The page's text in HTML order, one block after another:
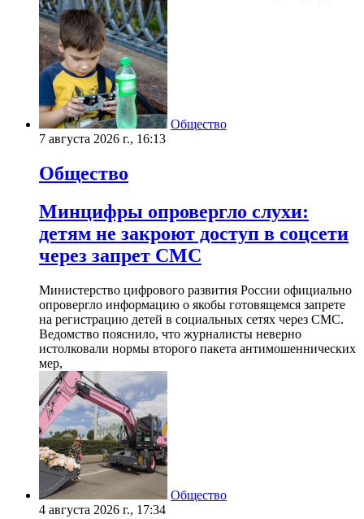
Общество
7 августа 2026 г., 16:13
Общество
Минцифры опровергло слухи:
детям не закроют доступ в соцсети
через запрет СМС
Министерство цифрового развития России официально
опровергло информацию о якобы готовящемся запрете
на регистрацию детей в социальных сетях через СМС.
Ведомство пояснило, что журналисты неверно
истолковали нормы второго пакета антимошеннических
мер,
Общество
4 августа 2026 г., 17:34